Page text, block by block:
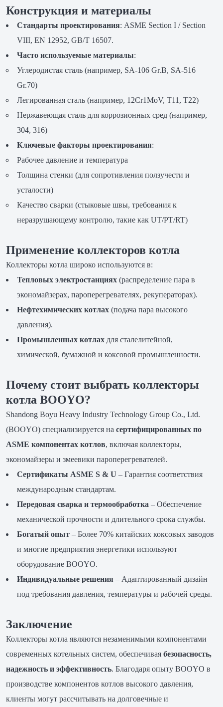
Конструкция и материалы
Стандарты проектирования: ASME Section I / Section
VIII, EN 12952, GB/T 16507.
Часто используемые материалы:
Углеродистая сталь (например, SA-106 Gr.B, SA-516
Gr.70)
Легированная сталь (например, 12Cr1MoV, T11, T22)
Нержавеющая сталь для коррозионных сред (например,
304, 316)
Ключевые факторы проектирования:
Рабочее давление и температура
Толщина стенки (для сопротивления ползучести и
усталости)
Качество сварки (стыковые швы, требования к
неразрушающему контролю, такие как UT/PT/RT)
Применение коллекторов котла
Коллекторы котла широко используются в:
Тепловых электростанциях(распределение пара в
экономайзерах, пароперегревателях, рекуператорах).
Нефтехимических котлах(подача пара высокого
давления).
Промышленных котлахдля сталелитейной,
химической, бумажной и коксовой промышленности.
Почему стоит выбрать коллекторы
котла BOOYO?
Shandong Boyu Heavy Industry Technology Group Co., Ltd.
(BOOYO) специализируется на сертифицированных по
ASME компонентах котлов, включая коллекторы,
экономайзеры и змеевики пароперегревателей.
Сертификаты ASME S & U – Гарантия соответствия
международным стандартам.
Передовая сварка и термообработка – Обеспечение
механической прочности и длительного срока службы.
Богатый опыт– Более 70% китайских коксовых заводов
и многие предприятия энергетики используют
оборудование BOOYO.
Индивидуальные решения– Адаптированный дизайн
под требования давления, температуры и рабочей среды.
Заключение
Коллекторы котла являются незаменимыми компонентами
современных котельных систем, обеспечивая безопасность,
надежность и эффективность. Благодаря опыту BOOYO в
производстве компонентов котлов высокого давления,
клиенты могут рассчитывать на долговечные и